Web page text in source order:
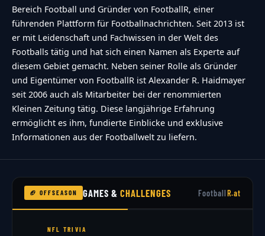
Bereich Football und Gründer von FootballR, einer
führenden Plattform für Footballnachrichten. Seit 2013 ist
er mit Leidenschaft und Fachwissen in der Welt des
Footballs tätig und hat sich einen Namen als Experte auf
diesem Gebiet gemacht. Neben seiner Rolle als Gründer
und Eigentümer von FootballR ist Alexander R. Haidmayer
seit 2006 auch als Mitarbeiter bei der renommierten
Kleinen Zeitung tätig. Diese langjährige Erfahrung
ermöglicht es ihm, fundierte Einblicke und exklusive
Informationen aus der Footballwelt zu liefern.
🏈 OFFSEASON GAMES &CHALLENGES FootballR.at
NFL TRIVIA